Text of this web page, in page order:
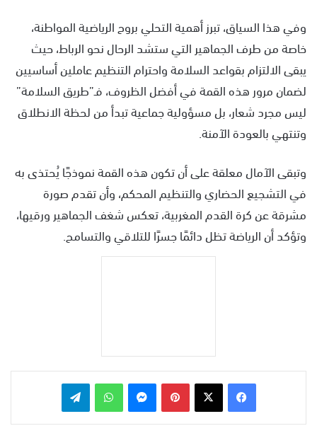
وفي هذا السياق، تبرز أهمية التحلي بروح الرياضية المواطنة،
خاصة من طرف الجماهير التي ستشد الرحال نحو الرباط، حيث
يبقى الالتزام بقواعد السلامة واحترام التنظيم عاملين أساسيين
لضمان مرور هذه القمة في أفضل الظروف، فـ”طريق السلامة”
ليس مجرد شعار، بل مسؤولية جماعية تبدأ من لحظة الانطلاق
وتنتهي بالعودة الآمنة.
وتبقى الآمال معلقة على أن تكون هذه القمة نموذجًا يُحتذى به
في التشجيع الحضاري والتنظيم المحكم، وأن تقدم صورة
مشرقة عن كرة القدم المغربية، تعكس شغف الجماهير ورقيها،
وتؤكد أن الرياضة تظل دائمًا جسرًا للتلاقي والتسامح.
بينتيريست واتساب